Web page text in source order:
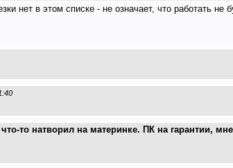
нет в этом списке - не означает, что работать не
то натворил на материнке. ПК на гарантии,